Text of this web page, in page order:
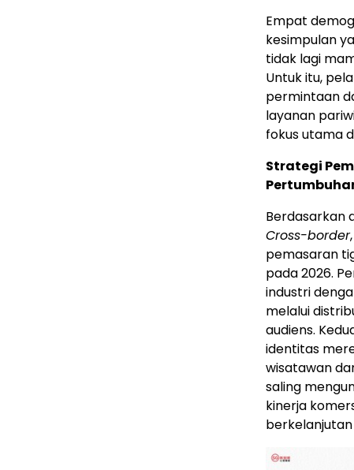
Empat
kesimpulan
tidak lagi
Untuk itu,
permintaan
layanan
fokus utama
Strategi
Berdasarkan
Cross-border
pemasaran
pada 2026.
industri
melalui
audiens.
identitas
wisatawan
saling
kinerja